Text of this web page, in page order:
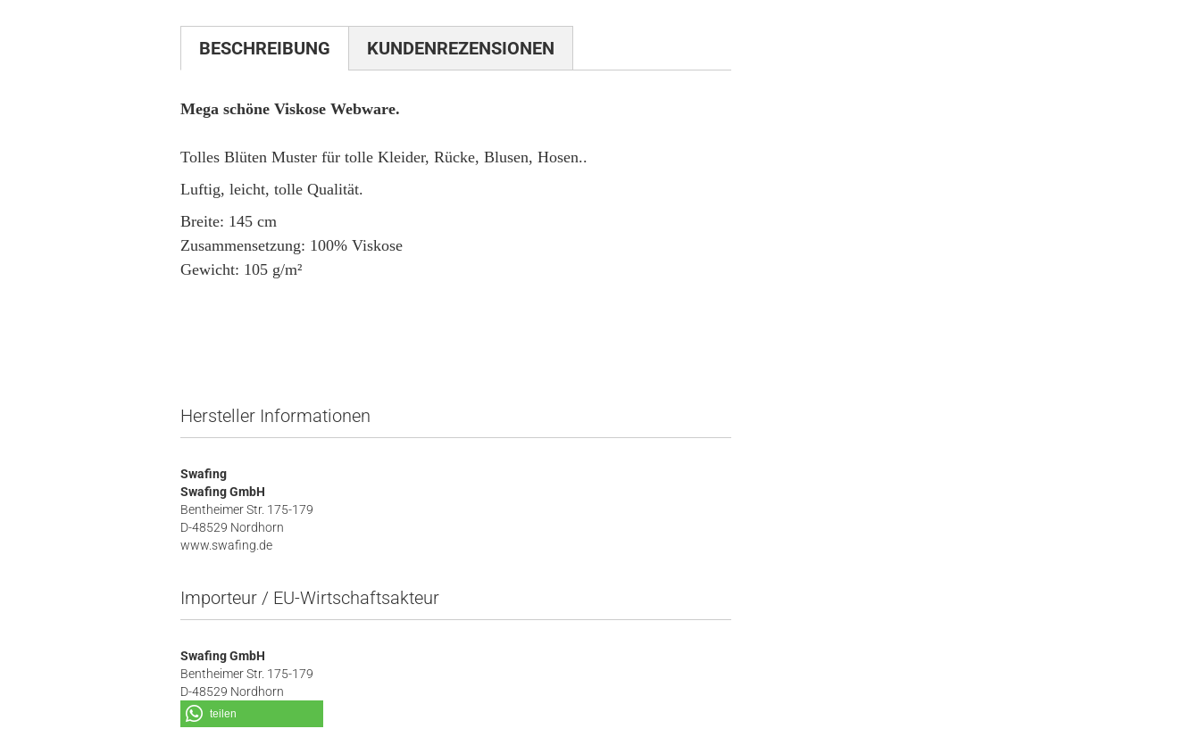
BESCHREIBUNG KUNDENREZENSIONEN
Mega schöne Viskose Webware.
Tolles Blüten Muster für tolle Kleider, Rücke, Blusen, Hosen..
Luftig, leicht, tolle Qualität.
Breite: 145 cm
Zusammensetzung: 100% Viskose
Gewicht: 105 g/m²
Hersteller Informationen
Swafing
Swafing GmbH
Bentheimer Str. 175-179
D-48529 Nordhorn
www.swafing.de
Importeur / EU-Wirtschaftsakteur
Swafing GmbH
Bentheimer Str. 175-179
D-48529 Nordhorn
teilen